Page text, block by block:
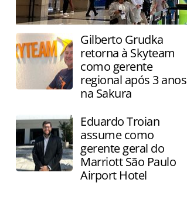
Gilberto Grudka
retorna à Skyteam
como gerente
regional após 3 anos
na Sakura
Eduardo Troian
assume como
gerente geral do
Marriott São Paulo
Airport Hotel